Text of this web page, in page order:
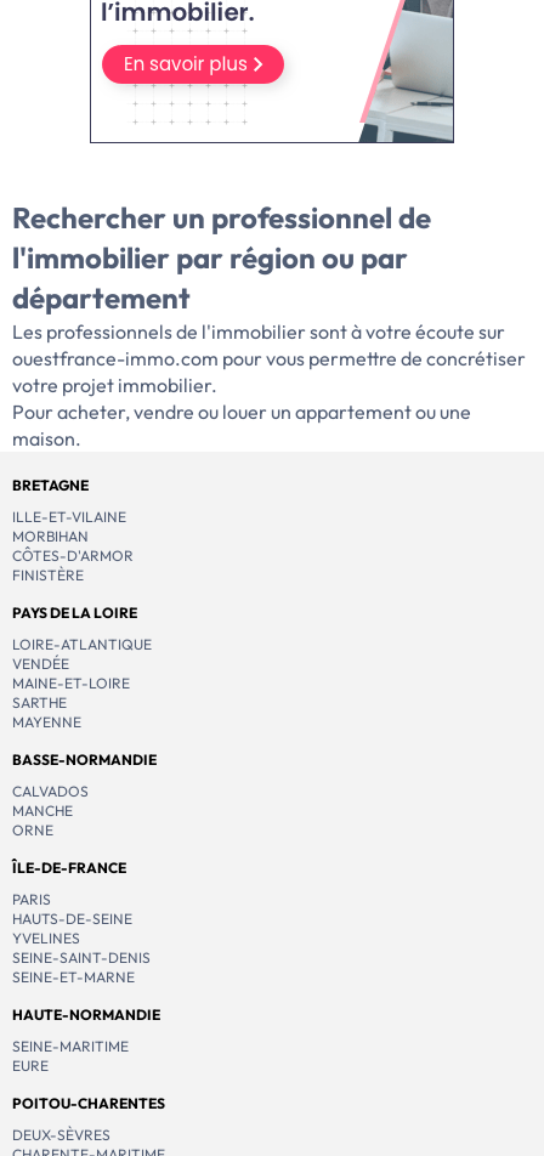
Rechercher un professionnel de
l'immobilier par région ou par
département
Les professionnels de l'immobilier sont à votre écoute sur
ouestfrance-immo.com pour vous permettre de concrétiser
votre projet immobilier.
Pour acheter, vendre ou louer un appartement ou une
maison.
BRETAGNE
ILLE-ET-VILAINE
MORBIHAN
CÔTES-D'ARMOR
FINISTÈRE
PAYS DE LA LOIRE
LOIRE-ATLANTIQUE
VENDÉE
MAINE-ET-LOIRE
SARTHE
MAYENNE
BASSE-NORMANDIE
CALVADOS
MANCHE
ORNE
ÎLE-DE-FRANCE
PARIS
HAUTS-DE-SEINE
YVELINES
SEINE-SAINT-DENIS
SEINE-ET-MARNE
HAUTE-NORMANDIE
SEINE-MARITIME
EURE
POITOU-CHARENTES
DEUX-SÈVRES